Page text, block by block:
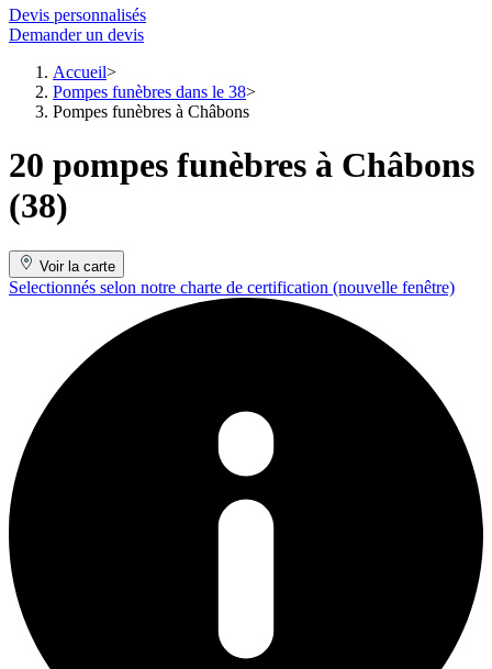
Devis personnalisés
Demander un devis
Accueil
Pompes funèbres dans le 38
Pompes funèbres à Châbons
20 pompes funèbres à Châbons
(38)
Voir la carte
Selectionnés selon notre charte de certification (nouvelle fenêtre)